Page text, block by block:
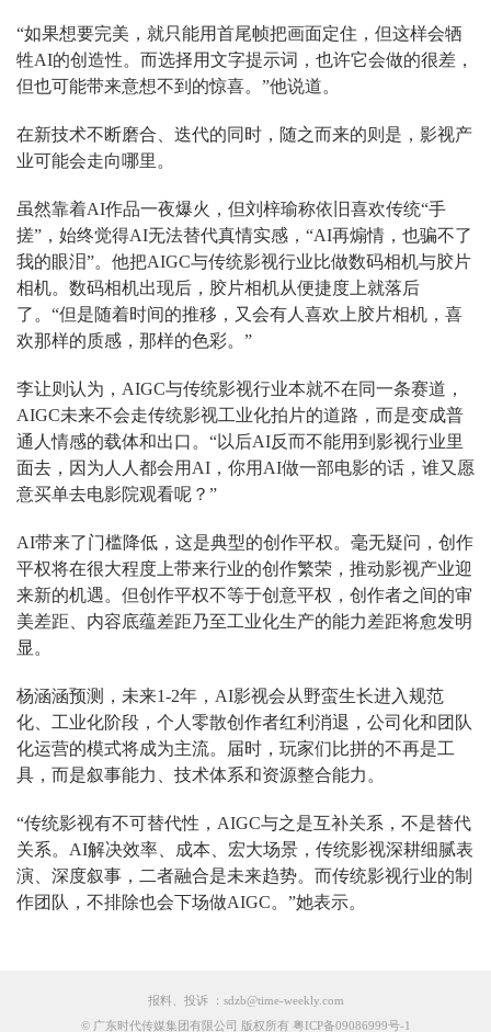
“如果想要完美，就只能用首尾帧把画面定住，但这样会牺
牲AI的创造性。而选择用文字提示词，也许它会做的很差，
但也可能带来意想不到的惊喜。”他说道。
在新技术不断磨合、迭代的同时，随之而来的则是，影视产
业可能会走向哪里。
虽然靠着AI作品一夜爆火，但刘梓瑜称依旧喜欢传统“手
搓”，始终觉得AI无法替代真情实感，“AI再煽情，也骗不了
我的眼泪”。他把AIGC与传统影视行业比做数码相机与胶片
相机。数码相机出现后，胶片相机从便捷度上就落后
了。“但是随着时间的推移，又会有人喜欢上胶片相机，喜
欢那样的质感，那样的色彩。”
李让则认为，AIGC与传统影视行业本就不在同一条赛道，
AIGC未来不会走传统影视工业化拍片的道路，而是变成普
通人情感的载体和出口。“以后AI反而不能用到影视行业里
面去，因为人人都会用AI，你用AI做一部电影的话，谁又愿
意买单去电影院观看呢？”
AI带来了门槛降低，这是典型的创作平权。毫无疑问，创作
平权将在很大程度上带来行业的创作繁荣，推动影视产业迎
来新的机遇。但创作平权不等于创意平权，创作者之间的审
美差距、内容底蕴差距乃至工业化生产的能力差距将愈发明
显。
杨涵涵预测，未来1-2年，AI影视会从野蛮生长进入规范
化、工业化阶段，个人零散创作者红利消退，公司化和团队
化运营的模式将成为主流。届时，玩家们比拼的不再是工
具，而是叙事能力、技术体系和资源整合能力。
“传统影视有不可替代性，AIGC与之是互补关系，不是替代
关系。AI解决效率、成本、宏大场景，传统影视深耕细腻表
演、深度叙事，二者融合是未来趋势。而传统影视行业的制
作团队，不排除也会下场做AIGC。”她表示。
报料、投诉 ：sdzb@time-weekly.com
© 广东时代传媒集团有限公司 版权所有 粤ICP备09086999号-1